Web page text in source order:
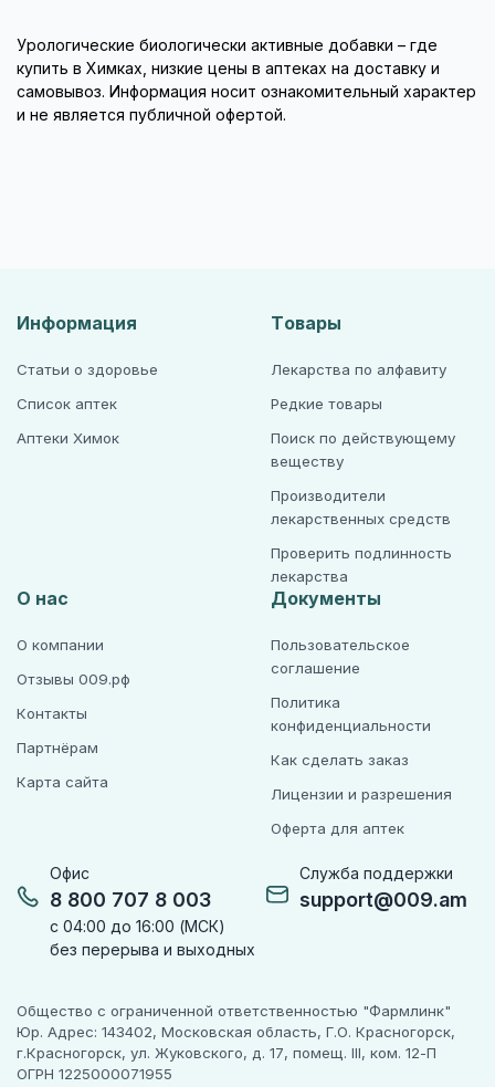
Урологические биологически активные добавки – где
купить в Химках, низкие цены в аптеках на доставку и
самовывоз. Информация носит ознакомительный характер
и не является публичной офертой.
Офис
8 800 707 8 003
с 04:00 до 16:00 (МСК)
без перерыва и выходных
Служба поддержки
support@009.am
Информация
Статьи о здоровье
Список аптек
Аптеки Химок
Товары
Лекарства по алфавиту
Редкие товары
Поиск по действующему
веществу
Производители
лекарственных средств
Проверить подлинность
лекарства
О нас
О компании
Отзывы 009.рф
Контакты
Партнёрам
Карта сайта
Документы
Пользовательское
соглашение
Политика
конфиденциальности
Как сделать заказ
Лицензии и разрешения
Оферта для аптек
Общество с ограниченной ответственностью "Фармлинк"
Юр. Адрес: 143402, Московская область, Г.О. Красногорск,
г.Красногорск, ул. Жуковского, д. 17, помещ. III, ком. 12-П
ОГРН 1225000071955